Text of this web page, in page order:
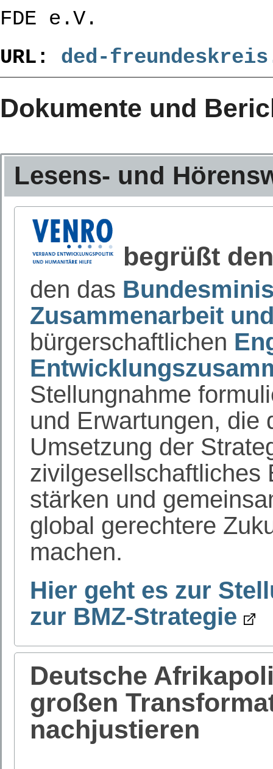
FDE e.V.
URL:
ded-
Dokumente und
Lesens- und
begrüßt
den das
Zusammenarbeit
bürgerschaftlichen
Stellungnahme
und Erwartungen, die
Umsetzung der
zivilgesellschaftliches
stärken und
global gerechtere
machen.
Hier geht es zur
zur BMZ-Strategie
Deutsche
großen
nachjustieren